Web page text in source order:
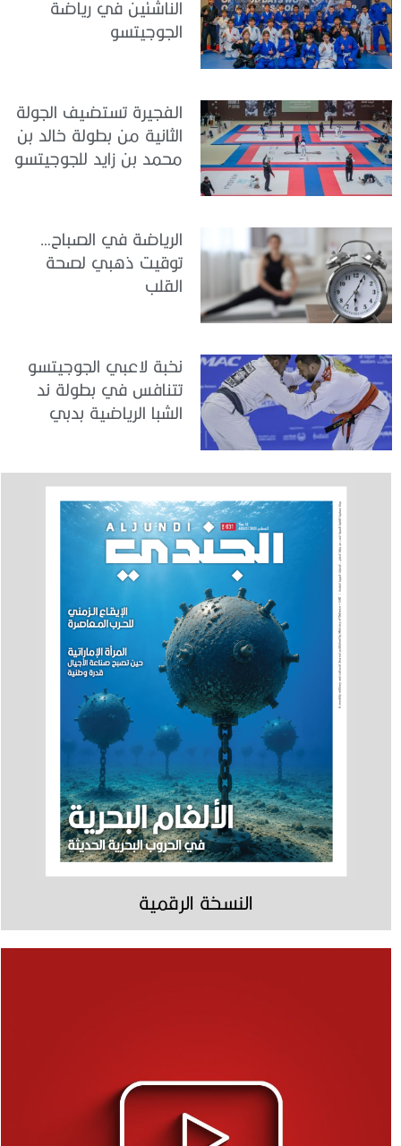
الناشئين في رياضة
الجوجيتسو
الفجيرة تستضيف الجولة
الثانية من بطولة خالد بن
محمد بن زايد للجوجيتسو
الرياضة في الصباح…
توقيت ذهبي لصحة
القلب
نخبة لاعبي الجوجيتسو
تتنافس في بطولة ند
الشبا الرياضية بدبي
النسخة الرقمية